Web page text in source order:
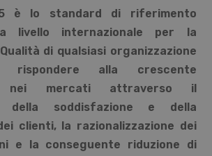
è lo standard di riferimento
livello internazionale per la
di qualsiasi organizzazione
rispondere alla crescente
nei mercati attraverso il
della soddisfazione e della
clienti, la razionalizzazione dei
e la conseguente riduzione di